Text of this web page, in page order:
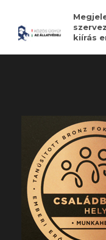
kiírás